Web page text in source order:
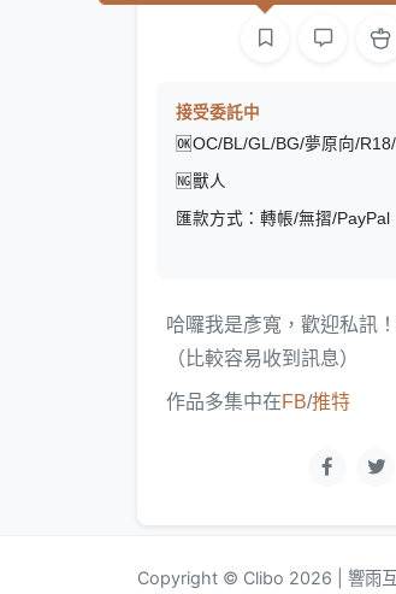
接受委託中
🆗OC/BL/GL/BG/夢原向/R18/
🆖獸人
匯款方式：轉帳/無摺/PayPal
哈囉我是彥寬，歡迎私訊
（比較容易收到訊息）
作品多集中在FB/推特
Copyright © Clibo 2026 | 響雨互